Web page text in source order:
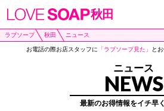
秋田
ラブソープ 秋田 ニュース
お電話の際お店スタッフに 「ラブソープ見た」 と
ニュース
NEWS
最新のお得情報をイチ早